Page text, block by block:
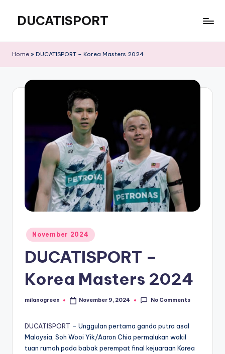
content
DUCATISPORT
Tangkis
Home » DUCATISPORT – Korea Masters 2024
Posted
in
November 2024
DUCATISPORT –
Korea Masters 2024
Posted
milanogreen November 9, 2024 No Comments
DUCATISPORT – Unggulan pertama ganda putra asal
Malaysia, Soh Wooi Yik/Aaron Chia permalukan wakil
tuan rumah pada babak perempat final kejuaraan Korea